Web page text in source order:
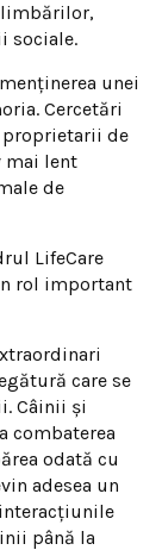
sociale.
unei
Cercetări
proprietarii de
mai lent
de
LifeCare
rol important
care se
Câinii și
combaterea
odată cu
adesea un
până la